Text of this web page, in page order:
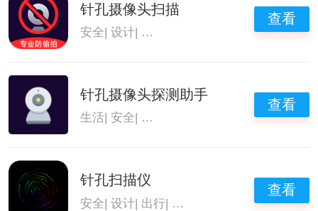
针孔摄像头扫描
安全|设计| 可以检测酒店摄像头的
查看
针孔摄像头探测助手
生活 |安全 可以检测酒店摄像头的
查看
针孔扫描仪
安全|设计| 出行| 可以检测酒店摄像头的
查看